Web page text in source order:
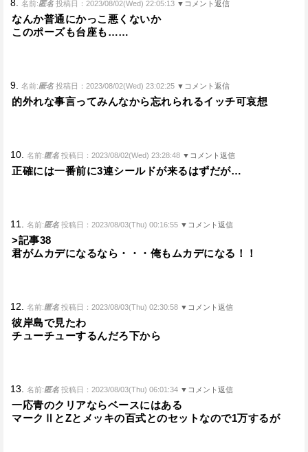
8. 名前:匿名 投稿日：2023/08/02(Wed) 22:05:13 ▼コメント返信
なんか普通にかっこ悪くないか
このポーズも台座も……
9. 名前:匿名 投稿日：2023/08/02(Wed) 23:02:25 ▼コメント返信
的外れな事言ってみんなから忘れられるイッチ可哀想
10. 名前:匿名 投稿日：2023/08/02(Wed) 23:28:48 ▼コメント返信
正確には一番前に3連シールドが来るはずだが…
11. 名前:匿名 投稿日：2023/08/03(Thu) 00:16:55 ▼コメント返信
>記事38
君がムカデになるなら・・・俺もムカデになる！！
12. 名前:匿名 投稿日：2023/08/03(Thu) 02:30:58 ▼コメント返信
彼岸島で見たわ
チューチューするんだろ下から
13. 名前:匿名 投稿日：2023/08/03(Thu) 06:01:34 ▼コメント返信
一応青のクリアならベースにはある
マークⅡとZとメッキの百式とのセットなので1万するが